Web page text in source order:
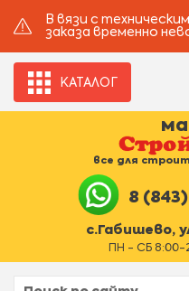
В вязи с
заказа временно
КАТАЛОГ
все для
8
с.Габишево,
ПН - СБ 8:00-